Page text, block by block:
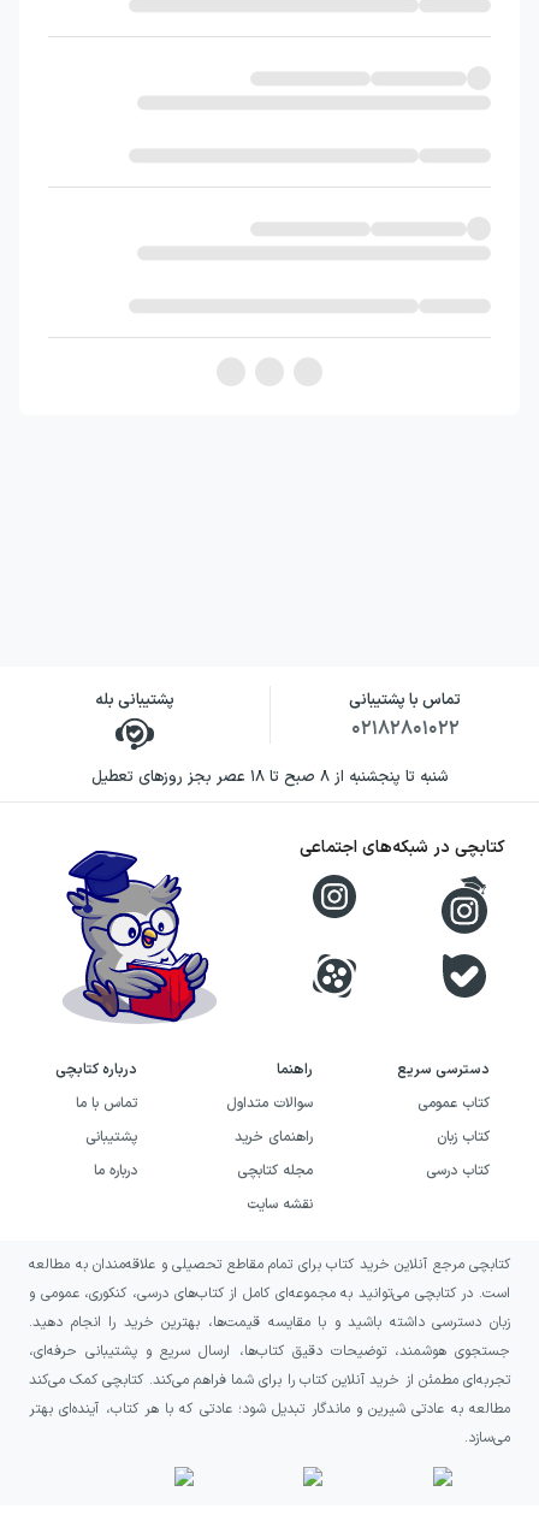
تماس با پشتیبانی
۰۲۱۸۲۸۰۱۰۲۲
پشتیبانی بله
شنبه تا پنجشنبه از ۸ صبح تا ۱۸ عصر بجز روزهای تعطیل
دسترسی سریع
کتاب عمومی
کتاب زبان
کتاب درسی
راهنما
سوالات متداول
راهنمای خرید
مجله کتابچی
نقشه سایت
درباره کتابچی
تماس با ما
پشتیبانی
درباره ما
کتابچی در شبکه‌های اجتماعی
کتابچی مرجع آنلاین خرید کتاب برای تمام مقاطع تحصیلی و علاقه‌مندان به مطالعه
است. در کتابچی می‌توانید به مجموعه‌ای کامل از کتاب‌های درسی، کنکوری، عمومی و
زبان دسترسی داشته باشید و با مقایسه قیمت‌ها، بهترین خرید را انجام دهید.
جستجوی هوشمند، توضیحات دقیق کتاب‌ها، ارسال سریع و پشتیبانی حرفه‌ای،
تجربه‌ای مطمئن از خرید آنلاین کتاب را برای شما فراهم می‌کند. کتابچی کمک می‌کند
مطالعه به عادتی شیرین و ماندگار تبدیل شود؛ عادتی که با هر کتاب، آینده‌ای بهتر
می‌سازد.